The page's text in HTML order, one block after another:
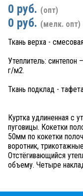
0 руб. (опт)
0 руб. (мелк. опт)
Ткань верха -
Утеплитель: синтепон
г/м2.
Ткань подклад -
Куртка удлиненная с
пуговицы. Кокетки
50мм по кокетки
воротник,
Отстёгивающийся
объему. Четыре